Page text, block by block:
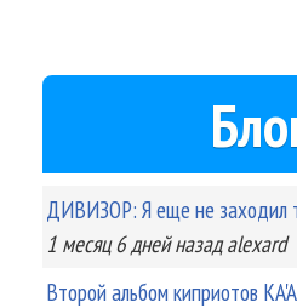
ДИВИЗОР: Я еще не заходил
1 месяц 6 днейназад alexard
Второй альбом киприотов